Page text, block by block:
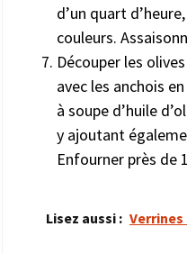
d’un quart
couleurs.
Découper les
avec les anchois
à soupe d’huile
y ajoutant
Enfourner près de
Lisez aussi :